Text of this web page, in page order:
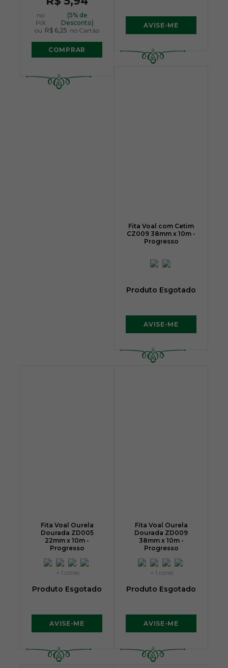
no
PIX
(5% de
Desconto)
ou R$ 6,25 no Cartão
COMPRAR
AVISE-ME
Fita Voal com Cetim
CZ009 38mm x 10m -
Progresso
Produto Esgotado
AVISE-ME
Fita Voal Ourela
Dourada ZD005
22mm x 10m -
Progresso
+ 1 cores
Produto Esgotado
AVISE-ME
Fita Voal Ourela
Dourada ZD009
38mm x 10m -
Progresso
+ 1 cores
Produto Esgotado
AVISE-ME